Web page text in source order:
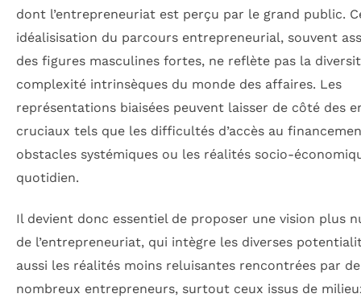
dont l’entrepreneuriat est perçu par le grand public.
idéalisisation du parcours entrepreneurial, souvent
des figures masculines fortes, ne reflète pas la
complexité intrinsèques du monde des affaires. Les
représentations biaisées peuvent laisser de côté des
cruciaux tels que les difficultés d’accès au
obstacles systémiques ou les réalités socio-
quotidien.
Il devient donc essentiel de proposer une vision plus
de l’entrepreneuriat, qui intègre les diverses
aussi les réalités moins reluisantes rencontrées par de
nombreux entrepreneurs, surtout ceux issus de